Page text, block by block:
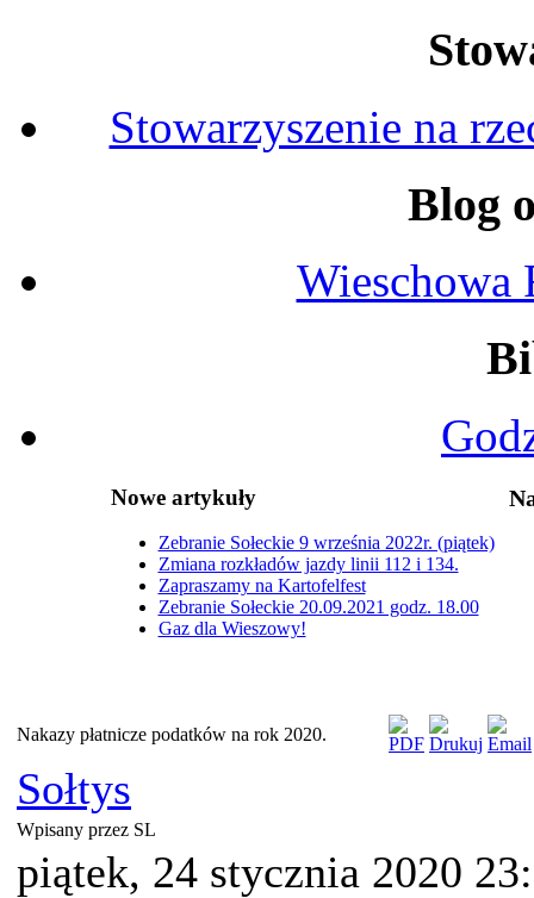
Stowarzyszenie na
Blog
Wieschowa
Nowe artykuły
Zebranie Sołeckie 9 września 2022r. (piątek)
Zmiana rozkładów jazdy linii 112 i 134.
Zapraszamy na Kartofelfest
Zebranie Sołeckie 20.09.2021 godz. 18.00
Gaz dla Wieszowy!
Nakazy płatnicze podatków na rok 2020.
Sołtys
Wpisany przez SL
piątek, 24 stycznia 2020